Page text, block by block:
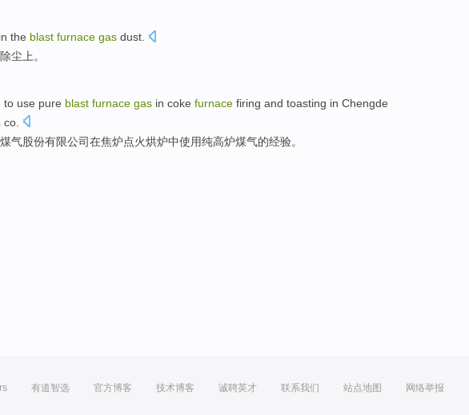
the blast furnace gas dust
除尘上 。
to use pure blast furnace gas in coke furnace firing and toasting in Chengde
co
煤气股份有限公司在焦炉点火烘炉中使用纯高炉煤气的经验。
有道智选 官方博客 技术博客 诚聘英才 联系我们 站点地图 网络举报